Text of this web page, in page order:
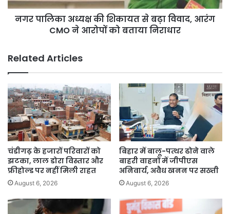
आरंग
CMO
बताया
निराधार
नगर पालिका अध्यक्ष की शिकायत से बढ़ा विवाद, आरंग
CMO ने आरोपों को बताया निराधार
Related Articles
चंडीगढ़ के हजारों परिवारों को
झटका, लाल डोरा विस्तार और
फ्रीहोल्ड पर नहीं मिली राहत
August 6, 2026
बिहार में बालू-पत्थर ढोने वाले
बाहरी वाहनों में जीपीएस
अनिवार्य, अवैध खनन पर सख्ती
August 6, 2026